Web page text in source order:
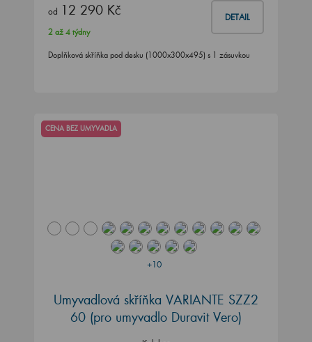
od 12 290 Kč DETAIL
2 až 4 týdny
Doplňková skříňka pod desku (1000x300x495) s 1 zásuvkou
+10
CENA BEZ UMYVADLA
Umyvadlová skříňka VARIANTE SZZ2
60 (pro umyvadlo Duravit Vero)